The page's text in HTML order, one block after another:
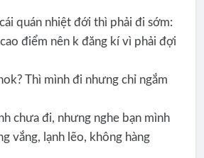
quán nhiệt đới thì phải đi sớm:
điểm nên k đăng kí vì phải đợi
Thì mình đi nhưng chỉ ngắm
chưa đi, nhưng nghe bạn mình
vắng, lạnh lẽo, không hàng